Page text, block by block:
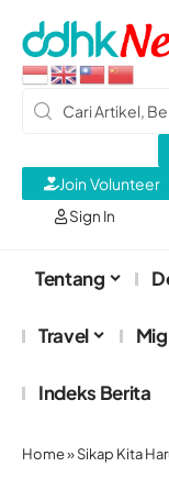
Sign In
Join Volunteer
Tentang
Travel
Indeks Berita
Home»Sikap Kita